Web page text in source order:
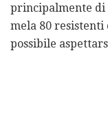
principalmente di
mela 80 resistenti
possibile